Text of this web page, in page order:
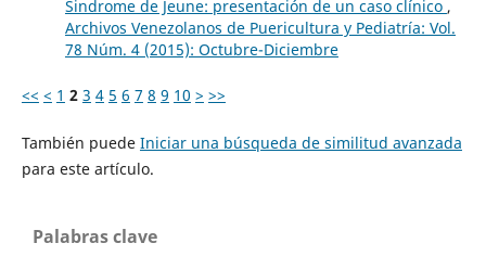
Sindrome de Jeune: presentación de un caso clínico ,
Archivos Venezolanos de Puericultura y Pediatría: Vol.
78 Núm. 4 (2015): Octubre-Diciembre
<< < 1 2 3 4 5 6 7 8 9 10 > >>
También puede Iniciar una búsqueda de similitud avanzada
para este artículo.
Palabras clave